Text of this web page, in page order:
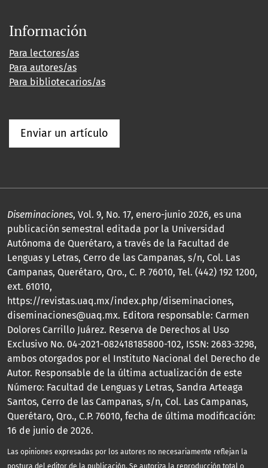
Información
Para lectores/as
Para autores/as
Para bibliotecarios/as
Enviar un artículo
Diseminaciones, Vol. 9, No. 17, enero-junio 2026, es una
publicación semestral editada por la Universidad
Autónoma de Querétaro, a través de la Facultad de
Lenguas y Letras, Cerro de las Campanas, s/n, Col. Las
Campanas, Querétaro, Qro., C. P. 76010, Tel. (442) 192 1200,
ext. 61010,
https://revistas.uaq.mx/index.php/diseminaciones,
diseminaciones@uaq.mx. Editora responsable: Carmen
Dolores Carrillo Juárez. Reserva de Derechos al Uso
Exclusivo No. 04-2021-082418185800-102, ISSN: 2683-3298,
ambos otorgados por el Instituto Nacional del Derecho de
Autor. Responsable de la última actualización de este
Número: Facultad de Lenguas y Letras, Sandra Arteaga
Santos, Cerro de las Campanas, s/n, Col. Las Campanas,
Querétaro, Qro., C.P. 76010, fecha de última modificación:
16 de junio de 2026.
Las opiniones expresadas por los autores no necesariamente reflejan la
postura del editor de la publicación. Se autoriza la reproducción total o